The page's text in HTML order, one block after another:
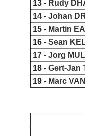
13 - Rudy
14 - Johan
15 - Martin
16 - Sean
17 - Jorg
18 - Gert-Jan
19 - Marc